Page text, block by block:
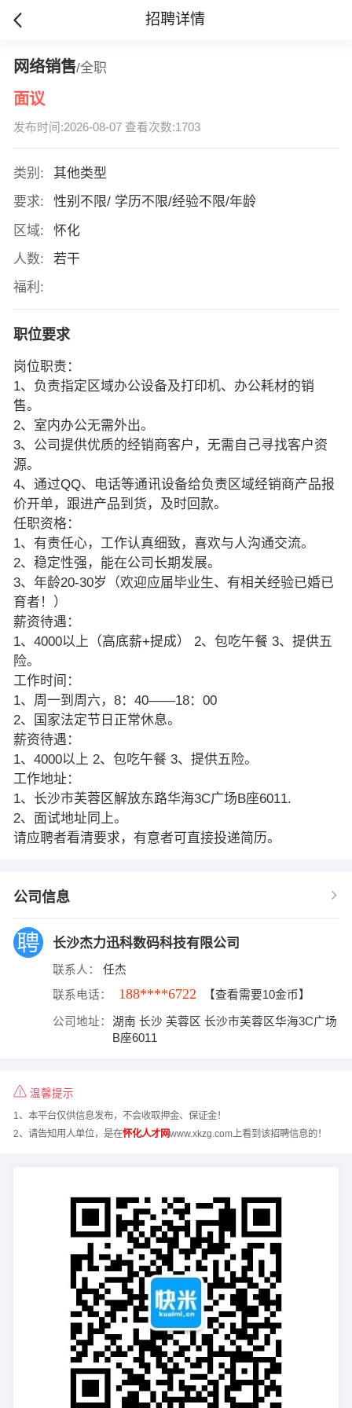
招聘详情
网络销售/全职
面议
发布时间:2026-08-07 查看次数:1703
类别:
其他类型
要求:
性别不限/ 学历不限/经验不限/年龄
区域:
怀化
人数:
若干
福利:
职位要求
岗位职责：
1、负责指定区域办公设备及打印机、办公耗材的销
售。
2、室内办公无需外出。
3、公司提供优质的经销商客户，无需自己寻找客户资
源。
4、通过QQ、电话等通讯设备给负责区域经销商产品报
价开单，跟进产品到货，及时回款。
任职资格：
1、有责任心，工作认真细致，喜欢与人沟通交流。
2、稳定性强，能在公司长期发展。
3、年龄20-30岁（欢迎应届毕业生、有相关经验已婚已
育者！）
薪资待遇：
1、4000以上（高底薪+提成） 2、包吃午餐 3、提供五
险。
工作时间：
1、周一到周六，8：40——18：00
2、国家法定节日正常休息。
薪资待遇：
1、4000以上 2、包吃午餐 3、提供五险。
工作地址：
1、长沙市芙蓉区解放东路华海3C广场B座6011.
2、面试地址同上。
请应聘者看清要求，有意者可直接投递简历。
公司信息
长沙杰力迅科数码科技有限公司
联系人： 任杰
联系电话： 188****6722 【查看需要10金币】
公司地址：
湖南 长沙 芙蓉区 长沙市芙蓉区华海3C广场
B座6011
温馨提示
1、本平台仅供信息发布，不会收取押金、保证金！
2、请告知用人单位，是在怀化人才网www.xkzg.com上看到该招聘信息的！